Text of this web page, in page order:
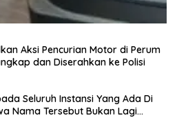
Aksi Pencurian Motor di Perum
dan Diserahkan ke Polisi
Seluruh Instansi Yang Ada Di
Nama Tersebut Bukan Lagi